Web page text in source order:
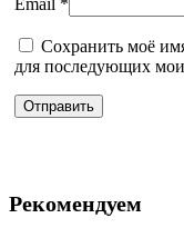
Email *
Сохранить моё
для последующих
Рекомендуем